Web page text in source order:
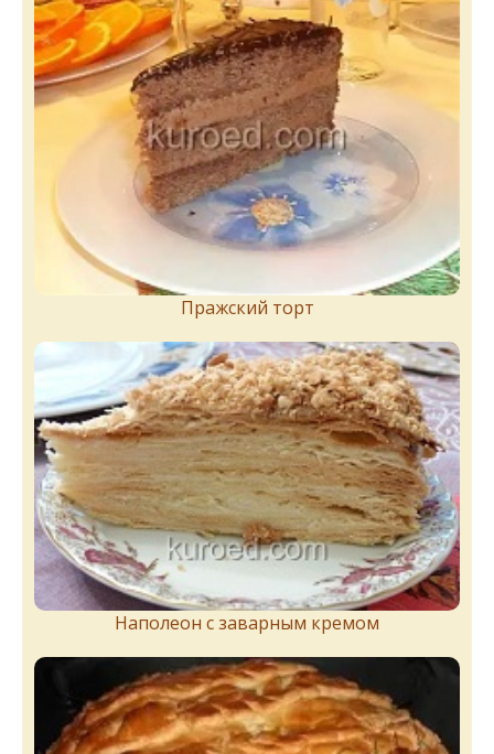
Пражский торт
Наполеон с заварным кремом